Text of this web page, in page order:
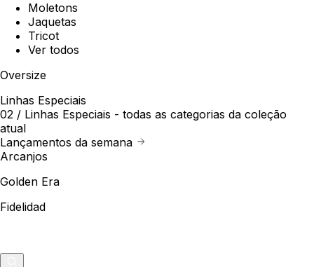
Moletons
Jaquetas
Tricot
Ver todos
Oversize
Linhas Especiais
02 / Linhas Especiais - todas as categorias da coleção
atual
Lançamentos da semana
Arcanjos
Golden Era
Fidelidad